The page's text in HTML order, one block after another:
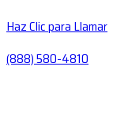
Haz Clic para Llamar
(888) 580-4810